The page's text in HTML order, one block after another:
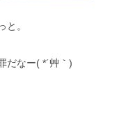
。
だなー( *´艸｀)